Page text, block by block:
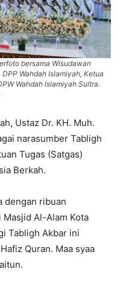
bersama Wisudawan
Wahdah Islamiyah, Ketua
Wahdah Islamiyah Sultra.
Ustaz Dr. KH. Muh.
narasumber Tabligh
Tugas (Satgas)
Berkah.
dengan ribuan
Masjid Al-Alam Kota
Tabligh Akbar ini
Quran. Maa syaa